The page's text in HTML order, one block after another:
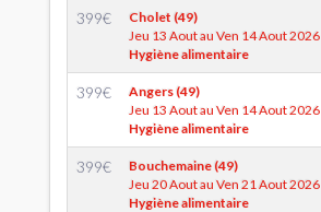
399€
Cholet (49)
Jeu 13 Aout au Ven 14 Aout 2026
Hygiène alimentaire
399€
Angers (49)
Jeu 13 Aout au Ven 14 Aout 2026
Hygiène alimentaire
399€
Bouchemaine (49)
Jeu 20 Aout au Ven 21 Aout 2026
Hygiène alimentaire